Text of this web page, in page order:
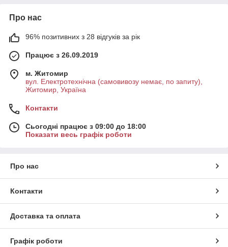
Про нас
96% позитивних з 28 відгуків за рік
Працює з 26.09.2019
м. Житомир
вул. Електротехнічна (самовивозу немає, по запиту),
Житомир, Україна
Контакти
Сьогодні працює з 09:00 до 18:00
Показати весь графік роботи
Про нас
Контакти
Доставка та оплата
Графік роботи